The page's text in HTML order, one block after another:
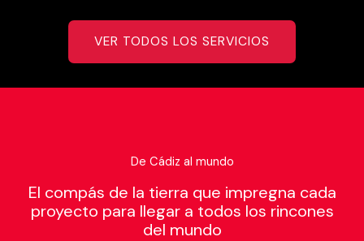
VER TODOS LOS SERVICIOS
De Cádiz al mundo
El compás de la tierra que impregna cada
proyecto para llegar a todos los rincones
del mundo